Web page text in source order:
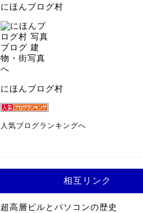
にほんブログ村
にほんブログ村
人気ブログランキングへ
相互リンク
超高層ビルとパソコンの歴史